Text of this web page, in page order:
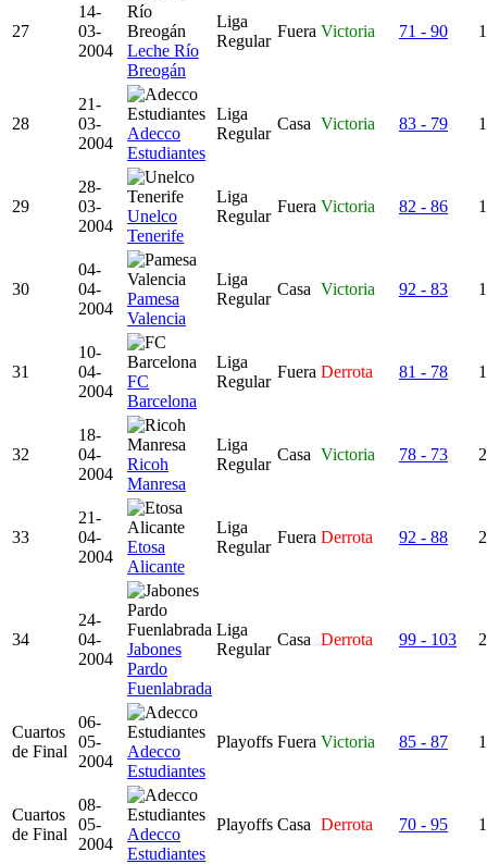
27
14-
03-
2004
Leche Río
Breogán
Liga
Regular
Fuera Victoria 71 - 90
28
21-
03-
2004
Adecco
Estudiantes
Liga
Regular
Casa Victoria 83 - 79
29
28-
03-
2004
Unelco
Tenerife
Liga
Regular
Fuera Victoria 82 - 86
30
04-
04-
2004
Pamesa
Valencia
Liga
Regular
Casa Victoria 92 - 83
31
10-
04-
2004
FC
Barcelona
Liga
Regular
Fuera Derrota 81 - 78
32
18-
04-
2004
Ricoh
Manresa
Liga
Regular
Casa Victoria 78 - 73
33
21-
04-
2004
Etosa
Alicante
Liga
Regular
Fuera Derrota 92 - 88
34
24-
04-
2004
Jabones
Pardo
Fuenlabrada
Liga
Regular
Casa Derrota 99 - 103
Cuartos
de Final
06-
05-
2004
Adecco
Estudiantes
Playoffs Fuera Victoria 85 - 87
Cuartos
de Final
08-
05-
2004
Adecco
Estudiantes
Playoffs Casa Derrota 70 - 95